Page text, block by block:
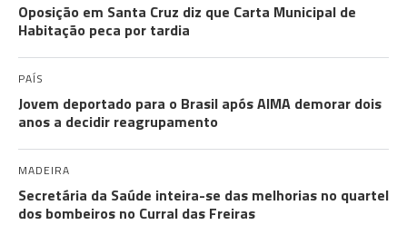
Oposição em Santa Cruz diz que Carta Municipal de
Habitação peca por tardia
PAÍS
Jovem deportado para o Brasil após AIMA demorar dois
anos a decidir reagrupamento
MADEIRA
Secretária da Saúde inteira-se das melhorias no quartel
dos bombeiros no Curral das Freiras